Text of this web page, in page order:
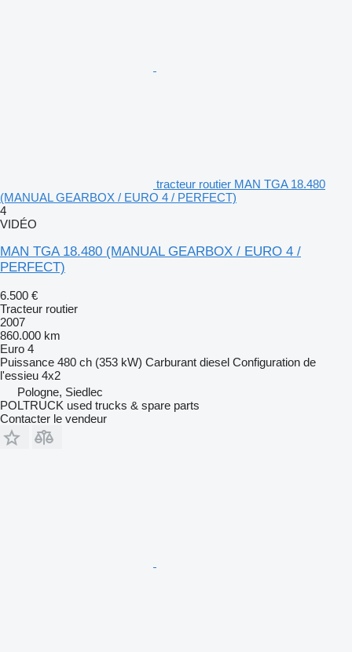
tracteur routier MAN TGA 18.480
(MANUAL GEARBOX / EURO 4 / PERFECT)
4
VIDÉO
MAN TGA 18.480 (MANUAL GEARBOX / EURO 4 /
PERFECT)
6.500 €
Tracteur routier
2007
860.000 km
Euro 4
Puissance 480 ch (353 kW) Carburant diesel Configuration de
l'essieu 4x2
Pologne, Siedlec
POLTRUCK used trucks & spare parts
Contacter le vendeur